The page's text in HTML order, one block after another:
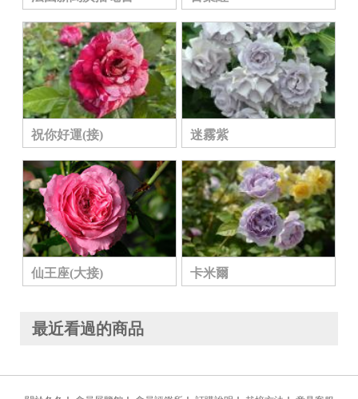
祝你好運(接) 迷霧紫
仙王座(大接) 卡米爾
最近看過的商品